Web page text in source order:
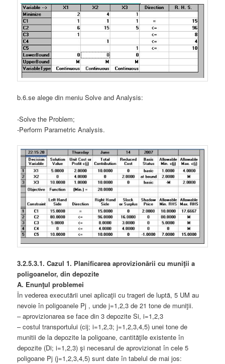
b.6.se alege din meniu Solve and Analysis:
-Solve the Problem;
-Perform Parametric Analysis.
3.2.5.3.1. Cazul 1. Planificarea aprovizionării cu muniţii a
poligoanelor, din depozite
A. Enunţul problemei
În vederea executării unei aplicaţii cu trageri de luptă, 5 UM au
nevoie în poligoanele Pj , unde j=1,2,3 de 21 tone de muniţii.
– aprovizionarea se face din 3 depozite Si, i=1,2,3
– costul transportului (cij; i=1,2,3; j=1,2,3,4,5) unei tone de
munitii de la depozite la poligoane, cantităţile existente în
depozite (Di; i=1,2,3) şi necesarul de aprovizionat în cele 5
poligoane Pj (j=1,2,3,4,5) sunt date în tabelul de mai jos: